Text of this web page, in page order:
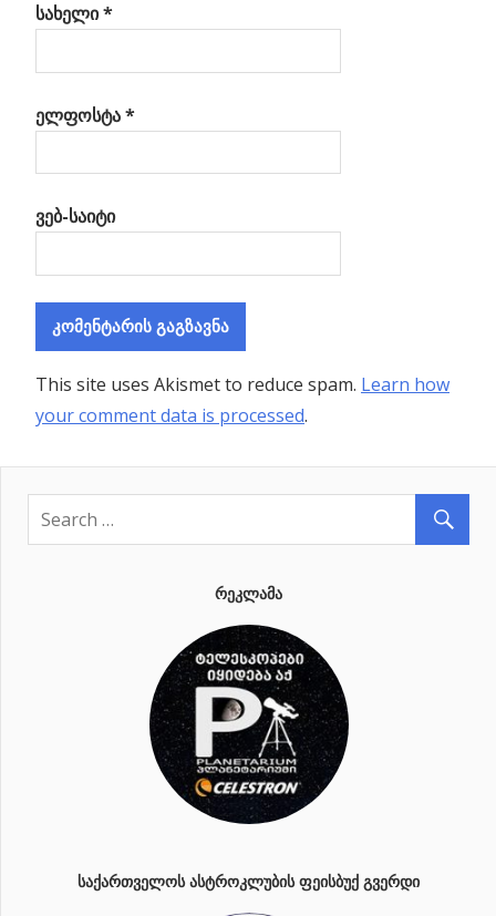
სახელი*
ელფოსტა*
ვებ-საიტი
This site uses Akismet to reduce spam. Learn how
your comment data is processed.
ᲠᲔᲙᲚᲐᲛᲐ
ᲡᲐᲥᲐᲠᲗᲕᲔᲚᲝᲡ ᲐᲡᲢᲠᲝᲙᲚᲣᲑᲘᲡ ᲤᲔᲘᲡᲑᲣᲥ ᲒᲕᲔᲠᲓᲘ